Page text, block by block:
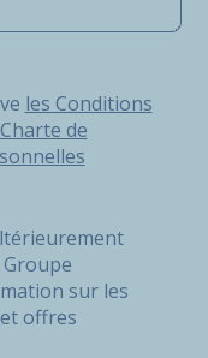
Conditions
les Conditions
de
sur les
offres